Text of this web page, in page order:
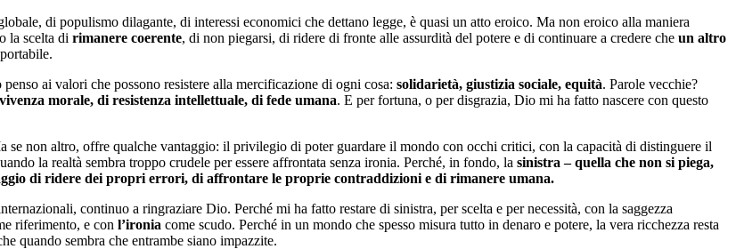
di populismo dilagante, di interessi economici che dettano legge, è quasi un atto eroico. Ma non eroico alla maniera
la scelta di rimanere coerente, di non piegarsi, di ridere di fronte alle assurdità del potere e di continuare a credere che un altro
ai valori che possono resistere alla mercificazione di ogni cosa: solidarietà, giustizia sociale, equità. Parole vecchie?
morale, di resistenza intellettuale, di fede umana. E per fortuna, o per disgrazia, Dio mi ha fatto nascere con questo
se non altro, offre qualche vantaggio: il privilegio di poter guardare il mondo con occhi critici, con la capacità di distinguere il
la realtà sembra troppo crudele per essere affrontata senza ironia. Perché, in fondo, la sinistra – quella che non si piega,
di ridere dei propri errori, di affrontare le proprie contraddizioni e di rimanere umana.
continuo a ringraziare Dio. Perché mi ha fatto restare di sinistra, per scelta e per necessità, con la saggezza
riferimento, e con l’ironia come scudo. Perché in un mondo che spesso misura tutto in denaro e potere, la vera ricchezza resta
quando sembra che entrambe siano impazzite.